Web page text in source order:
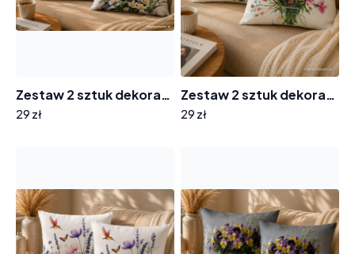
Zestaw 2 sztuk dekoracyjnych poszewek na poduszki 43x43cm KA-2 wiosenny bukiet
29 zł
Zestaw 2 sztuk dekoracyjnych poszewek na poduszki 43x43cm KA-1 kolorowe kwiaty
29 zł